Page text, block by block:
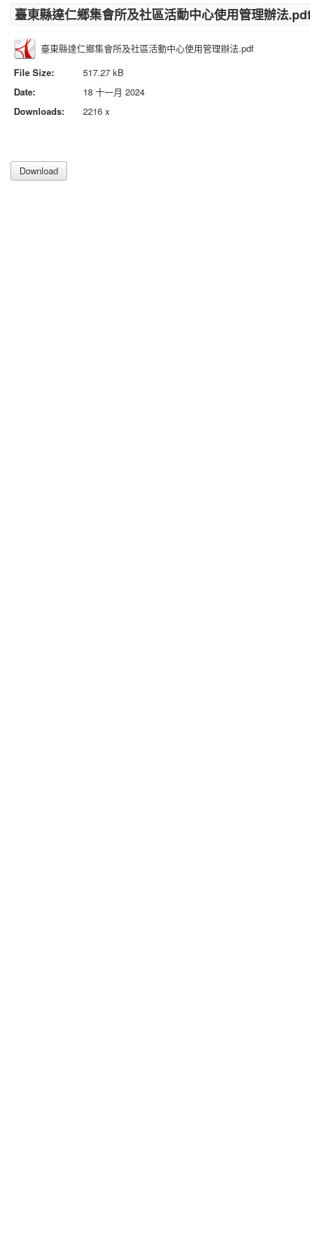
臺東縣達仁鄉集會所及社區活動中心使用管理辦法
臺東縣達仁鄉集會所及社區活動中心使用管理辦法.pdf
File Size:
517.27 kB
Date:
18 十一月 2024
Downloads:
2216 x